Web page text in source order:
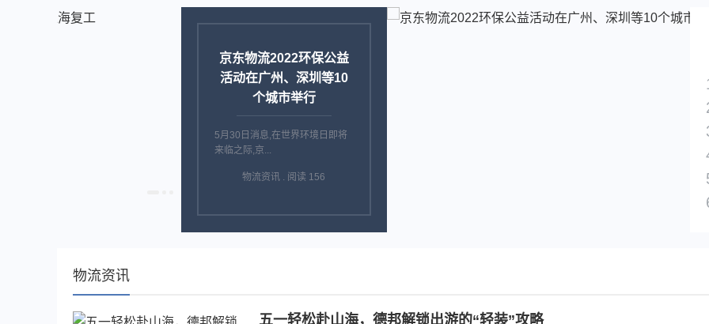
菜鸟针对国内和跨境物流
为商家提供解决方案助力
5月31日消息,5月31日,菜鸟表示,
物流资讯
五一轻松赴山海，德邦解锁出游的“轻装”攻略